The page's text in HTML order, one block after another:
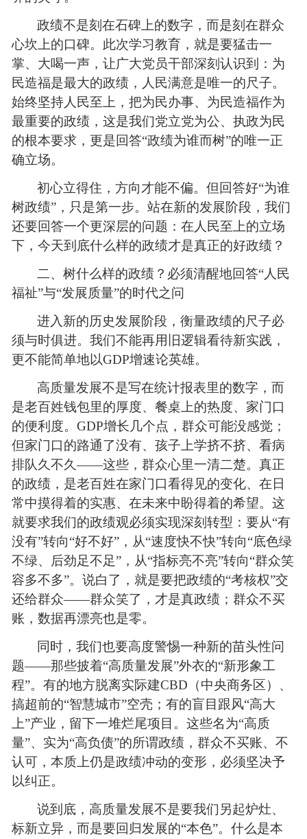
政绩不是刻在石碑上的数字，而是刻在群众
心坎上的口碑。此次学习教育，就是要猛击一
掌、大喝一声，让广大党员干部深刻认识到：为
民造福是最大的政绩，人民满意是唯一的尺子。
始终坚持人民至上，把为民办事、为民造福作为
最重要的政绩，这是我们党立党为公、执政为民
的根本要求，更是回答“政绩为谁而树”的唯一正
确立场。
初心立得住，方向才能不偏。但回答好“为谁
树政绩”，只是第一步。站在新的发展阶段，我们
还要回答一个更深层的问题：在人民至上的立场
下，今天到底什么样的政绩才是真正的好政绩？
二、树什么样的政绩？必须清醒地回答“人民
福祉”与“发展质量”的时代之问
进入新的历史发展阶段，衡量政绩的尺子必
须与时俱进。我们不能再用旧逻辑看待新实践，
更不能简单地以GDP增速论英雄。
高质量发展不是写在统计报表里的数字，而
是老百姓钱包里的厚度、餐桌上的热度、家门口
的便利度。GDP增长几个点，群众可能没感觉；
但家门口的路通了没有、孩子上学挤不挤、看病
排队久不久——这些，群众心里一清二楚。真正
的政绩，是老百姓在家门口看得见的变化、在日
常中摸得着的实惠、在未来中盼得着的希望。这
就要求我们的政绩观必须实现深刻转型：要从“有
没有”转向“好不好”，从“速度快不快”转向“底色绿
不绿、后劲足不足”，从“指标亮不亮”转向“群众笑
容多不多”。说白了，就是要把政绩的“考核权”交
还给群众——群众笑了，才是真政绩；群众不买
账，数据再漂亮也是零。
同时，我们也要高度警惕一种新的苗头性问
题——那些披着“高质量发展”外衣的“新形象工
程”。有的地方脱离实际建CBD （中央商务区） 、
搞超前的“智慧城市”空壳；有的盲目跟风“高大
上”产业，留下一堆烂尾项目。这些名为“高质
量”、实为“高负债”的所谓政绩，群众不买账、不
认可，本质上仍是政绩冲动的变形，必须坚决予
以纠正。
说到底，高质量发展不是要我们另起炉灶、
标新立异，而是要回归发展的“本色”。什么是本